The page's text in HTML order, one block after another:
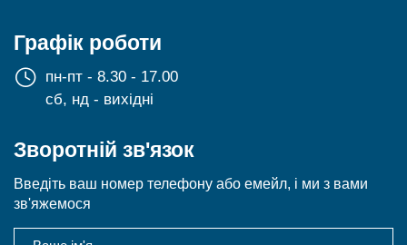
Графік роботи
пн-пт - 8.30 - 17.00
сб, нд - вихідні
Зворотній зв'язок
Введіть ваш номер телефону або емейл, і ми з вами
зв'яжемося